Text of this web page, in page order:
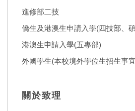
進修部二技
僑生及港澳生申請入學(四技部、
港澳生申請入學(五專部)
外國學生(本校境外學位生招生事
關於致理